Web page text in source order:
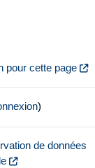
pour cette page
)
de données